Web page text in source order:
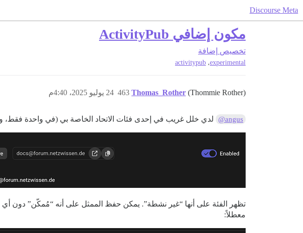
Discourse Meta
مكون إضافي ActivityPub
تخصيص إضافة
experimental
,
activitypub
Thomas_Rother (Thommie Rother) 24 يوليو 2025، 4:40م 463
@angus لدي خلل غريب في إحدى فئات الاتحاد الخاصة بي (في واحدة فقط،
تظهر الفئة على أنها “غير نشطة”. يمكن حفظ الممثل على أنه “مُمكّن” دون أي
معطلاً: